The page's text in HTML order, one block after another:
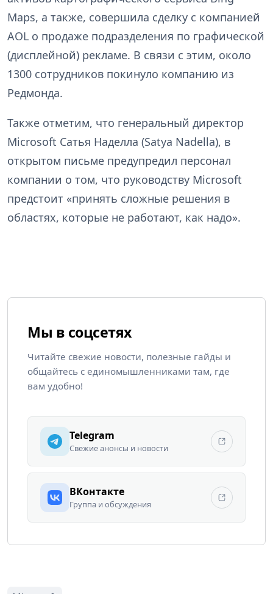
Maps, а также, совершила сделку с компанией
AOL о продаже подразделения по графической
(дисплейной) рекламе. В связи с этим, около
1300 сотрудников покинуло компанию из
Редмонда.
Также отметим, что генеральный директор
Microsoft Сатья Наделла (Satya Nadella), в
открытом письме предупредил персонал
компании о том, что руководству Microsoft
предстоит «принять сложные решения в
областях, которые не работают, как надо».
Мы в соцсетях
Читайте свежие новости, полезные гайды и
общайтесь с единомышленниками там, где
вам удобно!
Telegram
Свежие анонсы и новости
ВКонтакте
Группа и обсуждения